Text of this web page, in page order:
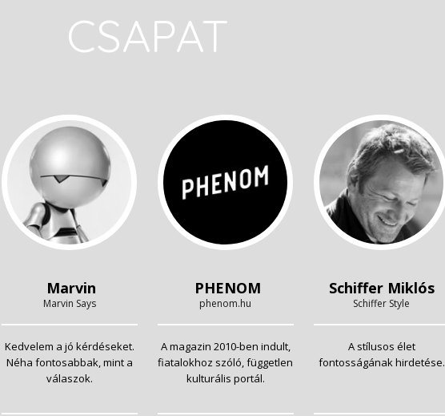
CSAPAT
Marvin
Marvin Says
Kedvelem a jó kérdéseket.
Néha fontosabbak, mint a
válaszok.
PHENOM
phenom.hu
A magazin 2010-ben indult,
fiatalokhoz szóló, független
kulturális portál.
Schiffer Miklós
Schiffer Style
A stílusos élet
fontosságának hirdetése.